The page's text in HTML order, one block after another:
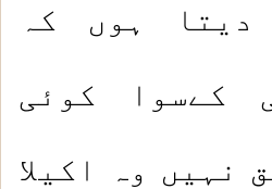
دیتا ہوں کہ
کےسوا کوئی
نہیں وہ اکیلا